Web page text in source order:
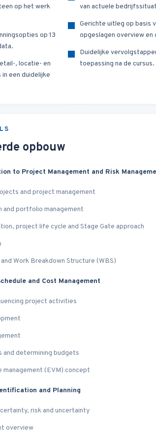
op het werk
op 13
, locatie- en
een duidelijke
van actuele
Gerichte uitleg op basis
opgeslagen overview en
Duidelijke
toepassing na de cursus.
opbouw
to Project Management and Risk
and project management
portfolio management
project life cycle and Stage Gate approach
Work Breakdown Structure (WBS)
and Cost Management
project activities
and determining budgets
management (EVM) concept
and Planning
risk and uncertainty
overview